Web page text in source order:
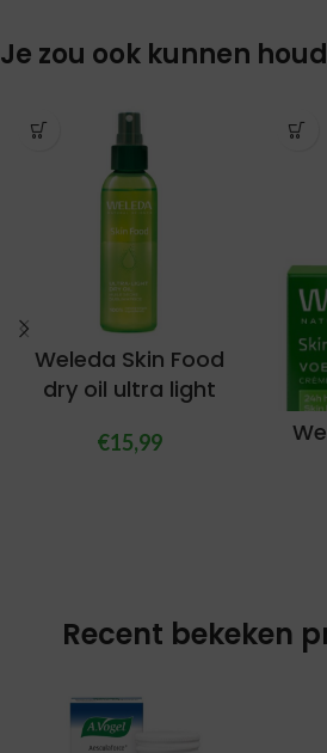
Je zou ook kunnen
Weleda Skin Food
dry oil ultra light
€15,99
Recent bekeken